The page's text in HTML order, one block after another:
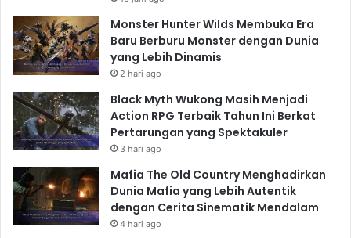
Monster Hunter Wilds Membuka Era
Baru Berburu Monster dengan Dunia
yang Lebih Dinamis
2 hari ago
Black Myth Wukong Masih Menjadi
Action RPG Terbaik Tahun Ini Berkat
Pertarungan yang Spektakuler
3 hari ago
Mafia The Old Country Menghadirkan
Dunia Mafia yang Lebih Autentik
dengan Cerita Sinematik Mendalam
4 hari ago